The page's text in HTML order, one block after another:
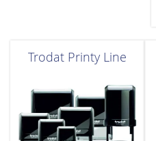
Trodat Printy Line